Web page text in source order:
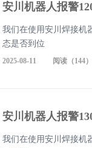
安川机器人报警
我们在使用安川焊接机
态是否到位
2025-08-11 阅读（144）
安川机器人报警
我们在使用安川焊接机